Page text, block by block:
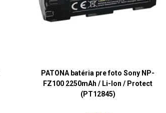
PATONA batéria pre foto Sony NP-
FZ100 2250mAh / Li-Ion / Protect
(PT12845)